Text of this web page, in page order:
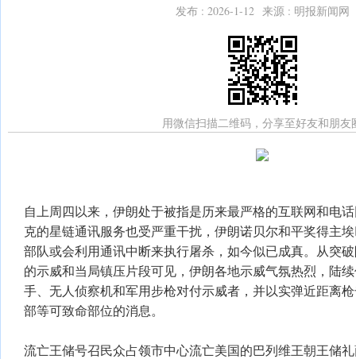
发布 : 2026-1-12 来源 : 明报新闻网
用微信扫描二维码，分享至好友和朋友
自上周四以来，伊朗处于被指是历来最严格的互联网和电
克的星链通讯服务也受严重干扰，伊朗诺贝尔和平奖得主
部队或会利用通讯中断来执行屠杀，如今似已成真。从突
的示威和当局镇压片段可见，伊朗各地示威气氛热烈，陆
手、无人侦察机和军用步枪对付示威者，并以实弹近距离
部等可致命部位的消息。
流亡王储号召民众占领市中心流亡美国的巴列维王朝王储礼